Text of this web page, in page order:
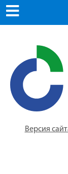
Версия